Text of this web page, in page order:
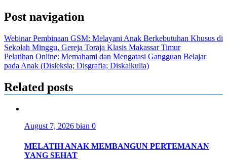
Post navigation
Webinar Pembinaan GSM: Melayani Anak Berkebutuhan Khusus di
Sekolah Minggu, Gereja Toraja Klasis Makassar Timur
Pelatihan Online: Memahami dan Mengatasi Gangguan Belajar
pada Anak (Disleksia; Disgrafia; Diskalkulia)
Related posts
August 7, 2026 bian 0
MELATIH ANAK MEMBANGUN PERTEMANAN
YANG SEHAT